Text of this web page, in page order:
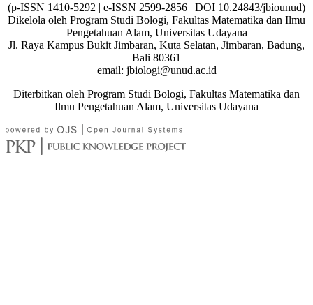
(p-ISSN 1410-5292 | e-ISSN 2599-2856 | DOI 10.24843/jbiounud)
Dikelola oleh Program Studi Bologi, Fakultas Matematika dan Ilmu
Pengetahuan Alam, Universitas Udayana
Jl. Raya Kampus Bukit Jimbaran, Kuta Selatan, Jimbaran, Badung,
Bali 80361
email: jbiologi@unud.ac.id
Diterbitkan oleh Program Studi Bologi, Fakultas Matematika dan
Ilmu Pengetahuan Alam, Universitas Udayana